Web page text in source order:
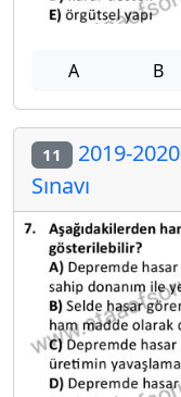
A B
11 2019-
Sınavı